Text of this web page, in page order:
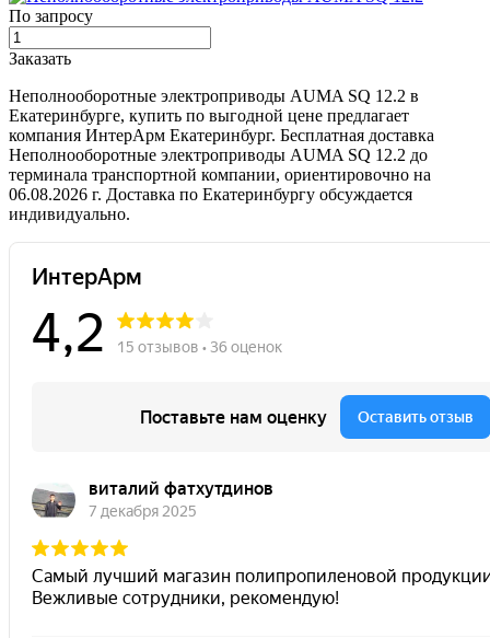
По запросу
Заказать
Неполнооборотные электроприводы AUMA SQ 12.2 в
Екатеринбурге, купить по выгодной цене предлагает
компания ИнтерАрм Екатеринбург. Бесплатная доставка
Неполнооборотные электроприводы AUMA SQ 12.2 до
терминала транспортной компании, ориентировочно на
06.08.2026 г. Доставка по Екатеринбургу обсуждается
индивидуально.